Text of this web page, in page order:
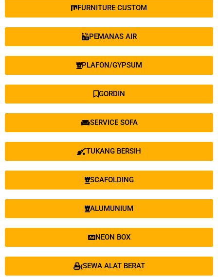
FURNITURE CUSTOM
PEMANAS AIR
PLAFON/GYPSUM
GORDIN
SERVICE SOFA
TUKANG BERSIH
SCAFOLDING
ALUMUNIUM
NEON BOX
SEWA ALAT BERAT